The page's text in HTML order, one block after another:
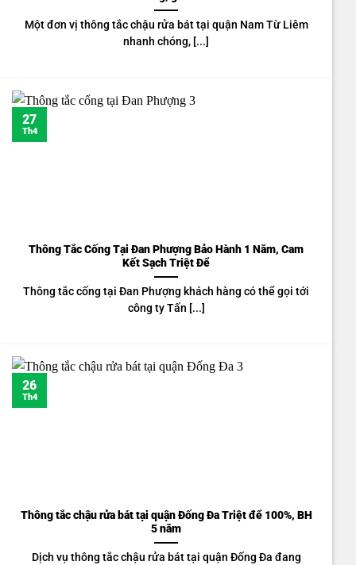
Một đơn vị thông tắc chậu rửa bát tại quận Nam Từ Liêm
nhanh chóng, [...]
Thông Tắc Cống Tại Đan Phượng Bảo Hành 1 Năm, Cam
Kết Sạch Triệt Để
Thông tắc cống tại Đan Phượng khách hàng có thể gọi tới
công ty Tấn [...]
27
Th4
Thông tắc chậu rửa bát tại quận Đống Đa Triệt để 100%, BH
5 năm
Dịch vụ thông tắc chậu rửa bát tại quận Đống Đa đang
26
Th4